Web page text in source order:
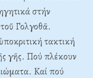
στήν
Γολγοθᾶ.
τακτική
γῆς. Πού πλέκουν
Kαί πού